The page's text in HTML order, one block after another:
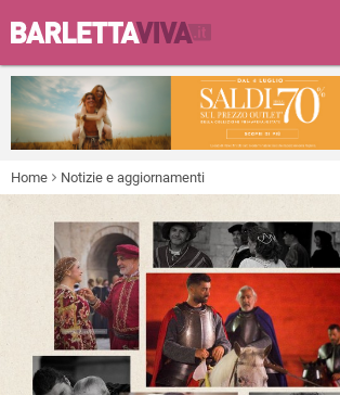
Home Notizie e aggiornamenti